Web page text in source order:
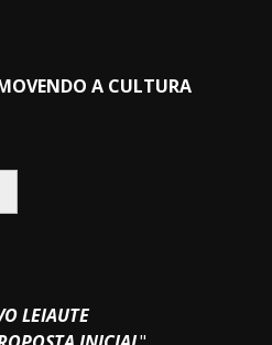
A CULTURA
LEIAUTE